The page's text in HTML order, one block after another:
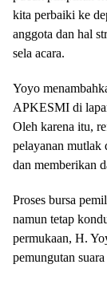
kita perbaiki ke
anggota dan hal
sela acara.
​Yoyo
APKESMI di
Oleh karena itu,
pelayanan mutlak
dan memberikan
​Proses bursa
namun tetap
permukaan, H.
pemungutan